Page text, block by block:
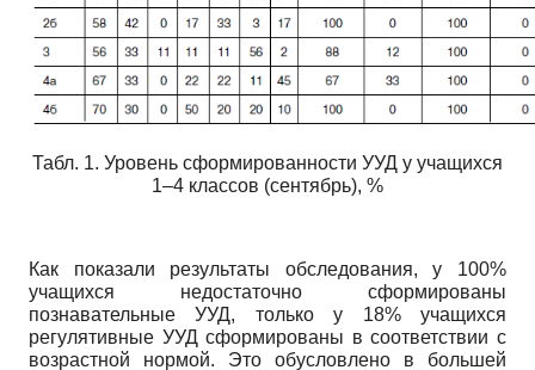
Табл. 1. Уровень сформированности УУД у учащихся
1–4 классов (сентябрь), %
Как показали результаты обследования, у 100%
учащихся недостаточно сформированы
познавательные УУД, только у 18%учащихся
регулятивные УУД сформированы в соответствии с
возрастной нормой. Это обусловлено в большей